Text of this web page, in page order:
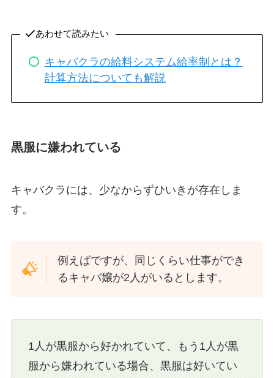
あわせて読みたい
キャバクラの給料システム給率制とは？
計算方法についても解説
黒服に嫌われている
キャバクラには、少なからずひいきが存在しま
す。
例えばですが、同じくらい仕事ができ
るキャバ嬢が2人がいるとします。
1人が黒服から好かれていて、もう1人が黒
服から嫌われている場合、黒服は好いてい